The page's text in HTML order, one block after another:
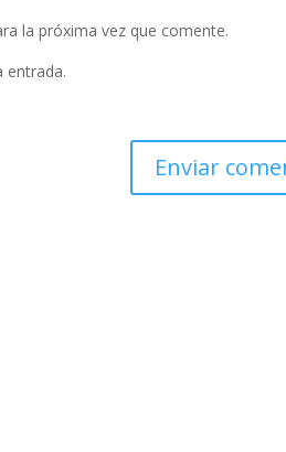
la próxima vez que comente.
entrada.